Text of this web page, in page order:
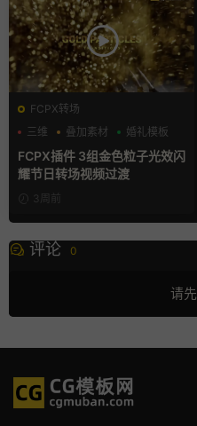
FCPX转场
三维
叠加素材 婚礼模板
FCPX插件 3组金色粒子光效闪
耀节日转场视频过渡
3周前
评论 0
请先